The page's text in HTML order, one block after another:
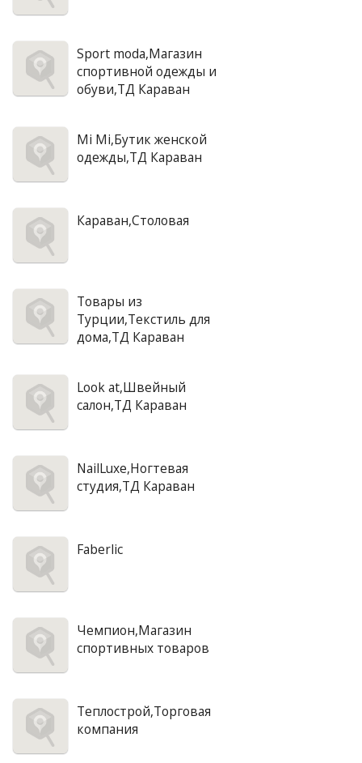
Sport moda,Магазин
спортивной одежды и
обуви,ТД Караван
Mi Mi,Бутик женской
одежды,ТД Караван
Караван,Столовая
Товары из
Турции,Текстиль для
дома,ТД Караван
Look at,Швейный
салон,ТД Караван
NailLuxe,Ногтевая
студия,ТД Караван
Faberlic
Чемпион,Магазин
спортивных товаров
Теплострой,Торговая
компания